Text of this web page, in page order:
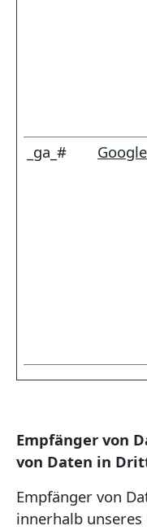
_ga_#
Google
Empfänger von
von Daten in
Empfänger von
innerhalb